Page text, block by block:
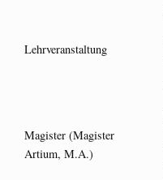
Lehrveranstaltung
Magister (Magister
Artium, M.A.)